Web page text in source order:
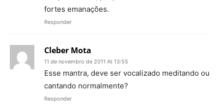
fortes emanações.
Responder
Cleber Mota
11 de novembro de 2011 At 13:55
Esse mantra, deve ser vocalizado meditando ou
cantando normalmente?
Responder